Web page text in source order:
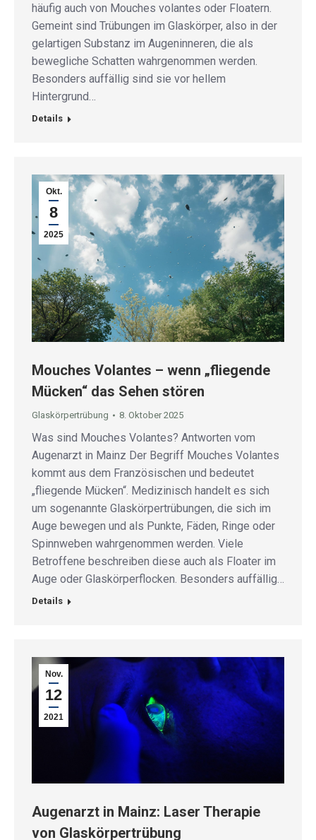
häufig auch von Mouches volantes oder Floatern.
Gemeint sind Trübungen im Glaskörper, also in der
gelartigen Substanz im Augeninneren, die als
bewegliche Schatten wahrgenommen werden.
Besonders auffällig sind sie vor hellem
Hintergrund…
Details
Okt.
8
2025
Mouches Volantes – wenn „fliegende
Mücken“ das Sehen stören
Glaskörpertrübung 8. Oktober 2025
Was sind Mouches Volantes? Antworten vom
Augenarzt in Mainz Der Begriff Mouches Volantes
kommt aus dem Französischen und bedeutet
„fliegende Mücken“. Medizinisch handelt es sich
um sogenannte Glaskörpertrübungen, die sich im
Auge bewegen und als Punkte, Fäden, Ringe oder
Spinnweben wahrgenommen werden. Viele
Betroffene beschreiben diese auch als Floater im
Auge oder Glaskörperflocken. Besonders auffällig…
Details
Nov.
12
2021
Augenarzt in Mainz: Laser Therapie
von Glaskörpertrübung